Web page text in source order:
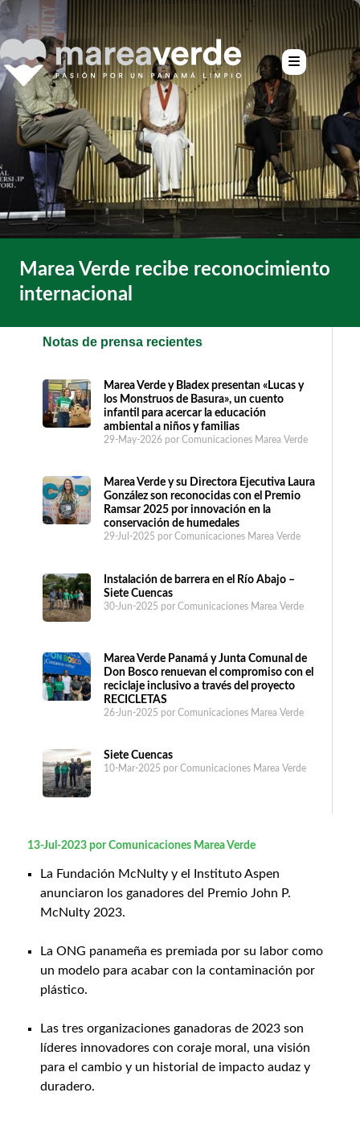
Marea Verde recibe reconocimiento
internacional
Notas de prensa recientes
Marea Verde y Bladex presentan «Lucas y
los Monstruos de Basura», un cuento
infantil para acercar la educación
ambiental a niños y familias
29-May-2026por Comunicaciones Marea Verde
Marea Verde y su Directora Ejecutiva Laura
González son reconocidas con el Premio
Ramsar 2025 por innovación en la
conservación de humedales
29-Jul-2025 por Comunicaciones Marea Verde
Instalación de barrera en el Río Abajo –
Siete Cuencas
30-Jun-2025 por Comunicaciones Marea Verde
Marea Verde Panamá y Junta Comunal de
Don Bosco renuevan el compromiso con el
reciclaje inclusivo a través del proyecto
RECICLETAS
26-Jun-2025 por Comunicaciones Marea Verde
Siete Cuencas
10-Mar-2025 por Comunicaciones Marea Verde
13-Jul-2023 por Comunicaciones Marea Verde
La Fundación McNulty y el Instituto Aspen
anunciaron los ganadores del Premio John P.
McNulty 2023.
La ONG panameña es premiada por su labor como
un modelo para acabar con la contaminación por
plástico.
Las tres organizaciones ganadoras de 2023 son
líderes innovadores con coraje moral, una visión
para el cambio y un historial de impacto audaz y
duradero.